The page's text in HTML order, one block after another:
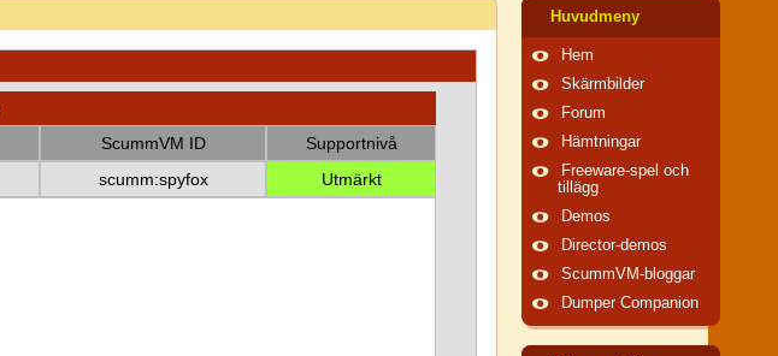
ScummVM ID
Supportnivå
scumm:spyfox Utmärkt
Huvudmeny
Hem
Skärmbilder
Forum
Hämtningar
Freeware-spel och
tillägg
Demos
Director-demos
ScummVM-bloggar
Dumper Companion